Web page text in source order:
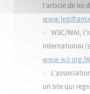
l’article de loi
W3C/WAI,
international
www.w3.org/
un site qui